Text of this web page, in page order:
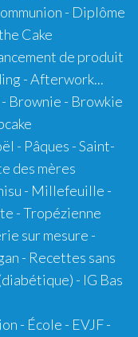
- Diplôme
Cake
de produit
- Afterwork...
- Brownie - Browkie
- Pâques -Saint-
des mères
- Millefeuille -
-Tropézienne
sur mesure -
- Recettes sans
- IG Bas
- École - EVJF-